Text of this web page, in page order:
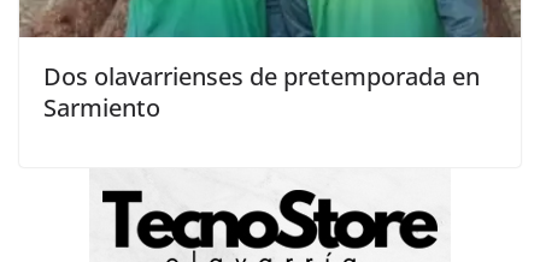
Dos olavarrienses de pretemporada en
Sarmiento